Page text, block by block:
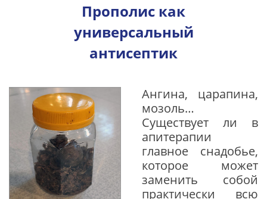
Прополис как
универсальный
антисептик
Ангина, царапина,
мозоль…
Существует ли в
апитерапии
главное снадобье,
которое может
заменить собой
практически всю